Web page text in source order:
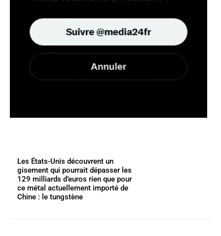
Les États-Unis découvrent un
gisement qui pourrait dépasser les
129 milliards d’euros rien que pour
ce métal actuellement importé de
Chine : le tungstène